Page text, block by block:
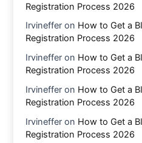
Registration Process 2026
Irvineffer on How to Get a
Registration Process 2026
Irvineffer on How to Get a
Registration Process 2026
Irvineffer on How to Get a
Registration Process 2026
Irvineffer on How to Get a
Registration Process 2026